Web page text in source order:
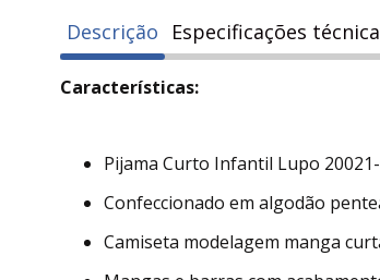
Descrição Especificações
Características:
Pijama Curto Infantil Lupo
Confeccionado em algodão
Camiseta modelagem manga